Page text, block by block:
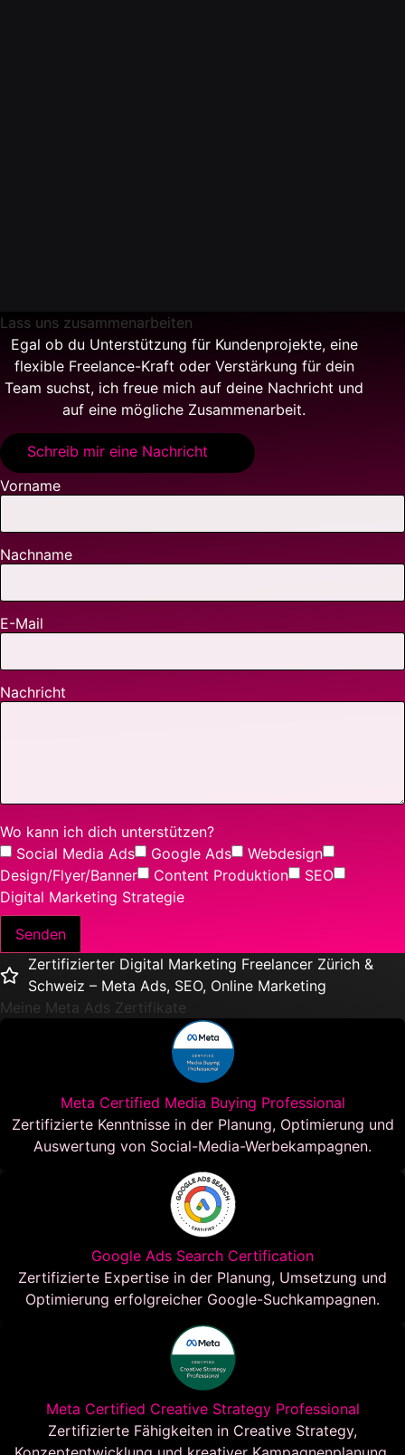
Lass uns zusammenarbeiten
Egal ob du Unterstützung für Kundenprojekte, eine
flexible Freelance-Kraft oder Verstärkung für dein
Team suchst, ich freue mich auf deine Nachricht und
auf eine mögliche Zusammenarbeit.
Schreib mir eine Nachricht
Vorname
Nachname
E-Mail
Nachricht
Wo kann ich dich unterstützen?
Social Media Ads
Google Ads
Webdesign
Design/Flyer/Banner
Content Produktion
SEO
Digital Marketing Strategie
Senden
Zertifizierter Digital Marketing Freelancer Zürich &
Schweiz – Meta Ads, SEO, Online Marketing
Meine Meta Ads Zertifikate
Meta Certified Media Buying Professional
Zertifizierte Kenntnisse in der Planung, Optimierung und
Auswertung von Social-Media-Werbekampagnen.
Google Ads Search Certification
Zertifizierte Expertise in der Planung, Umsetzung und
Optimierung erfolgreicher Google-Suchkampagnen.
Meta Certified Creative Strategy Professional
Zertifizierte Fähigkeiten in Creative Strategy,